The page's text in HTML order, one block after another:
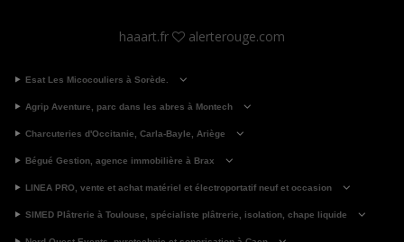
haaart.fr alerterouge.com
Esat Les Micocouliers à Sorède.
Agrip Aventure, parc dans les abres à Montech
Charcuteries d'Occitanie, Carla-Bayle, Ariège
Bégué Gestion, agence immobilière à Brax
LINEA PRO, vente et achat matériel et électroportatif neuf et occasion
SIMED Plâtrerie à Toulouse, spécialiste plâtrerie, isolation, chape liquide